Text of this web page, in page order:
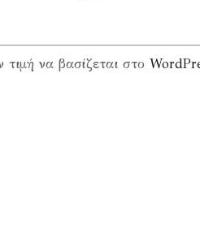
να βασίζεται στο